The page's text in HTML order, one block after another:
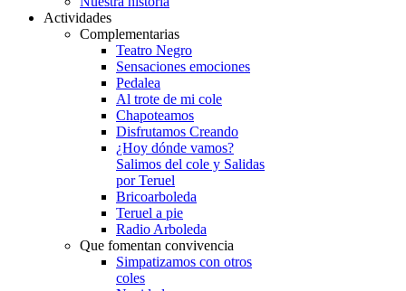
Actividades
Complementarias
Teatro Negro
Sensaciones emociones
Pedalea
Al trote de mi cole
Chapoteamos
Disfrutamos Creando
¿Hoy dónde vamos?
Salimos del cole y Salidas
por Teruel
Bricoarboleda
Teruel a pie
Radio Arboleda
Que fomentan convivencia
Simpatizamos con otros
coles